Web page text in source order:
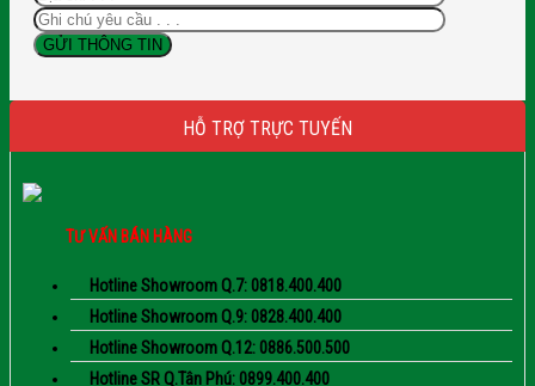
HỖ TRỢ TRỰC TUYẾN
TƯ VẤN BÁN HÀNG
Hotline Showroom Q.7: 0818.400.400
Hotline Showroom Q.9: 0828.400.400
Hotline Showroom Q.12: 0886.500.500
Hotline SR Q.Tân Phú: 0899.400.400